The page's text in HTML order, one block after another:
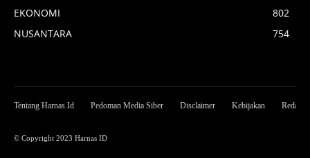
EKONOMI
802
NUSANTARA
754
Tentang Harnas.Id Pedoman Media Siber Disclaimer Kebijakan Redaksi
© Copyright 2023 Harnas ID